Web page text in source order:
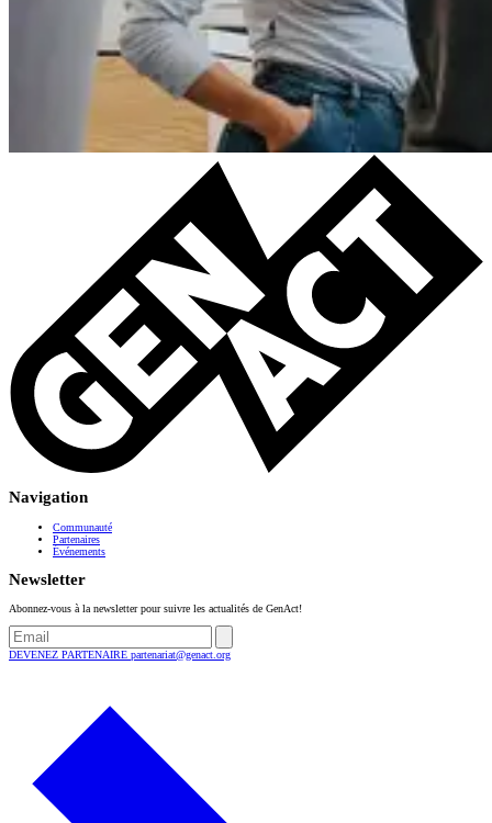
Navigation
Communauté
Partenaires
Événements
Newsletter
Abonnez-vous à la newsletter pour suivre les actualités de GenAct!
DEVENEZ PARTENAIRE partenariat@genact.org